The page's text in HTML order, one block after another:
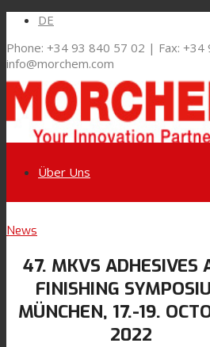
DE
Phone: +34 93 840 57 02 | Fax:
info@morchem.com
Link zu Youtube
Über Uns
Flexible Verpackungen
News
47. MKVS ADHESIVES
FINISHING
MÜNCHEN, 17.-19.
2022